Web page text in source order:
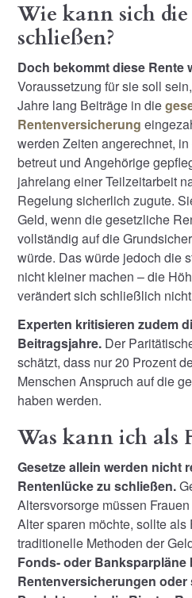
Wie kann sich
schließen?
Doch bekommt diese Rente
Voraussetzung für sie soll
Jahre lang Beiträge in die
Rentenversicherung
werden Zeiten angerechnet,
betreut und Angehörige
jahrelang einer Teilzeitarbeit
Regelung sicherlich zugute.
Geld, wenn die gesetzliche
vollständig auf die
würde. Das würde jedoch die
nicht kleiner machen – die
verändert sich schließlich
Experten kritisieren zudem
Beitragsjahre. Der
schätzt, dass nur 20 Prozent
Menschen Anspruch auf die
haben werden.
Was kann ich als
Gesetze allein werden nicht
Rentenlücke zu schließen.
Altersvorsorge müssen
Alter sparen möchte, sollte
traditionelle Methoden der
Fonds- oder
Rentenversicherungen